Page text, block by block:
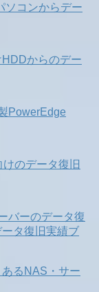
ソコンからデー
からのデー
PowerEdge
のデータ復旧
バーのデータ復
ータ復旧実績ブ
るNAS・サー